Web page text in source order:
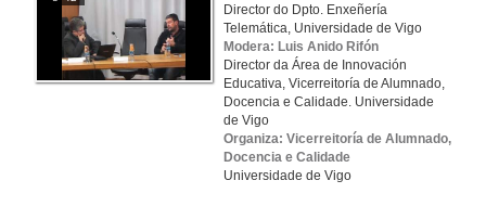
Director do Dpto. Enxeñería
Telemática, Universidade de Vigo
Modera: Luis Anido Rifón
Director da Área de Innovación
Educativa, Vicerreitoría de Alumnado,
Docencia e Calidade. Universidade
de Vigo
Organiza: Vicerreitoría de Alumnado,
Docencia e Calidade
Universidade de Vigo